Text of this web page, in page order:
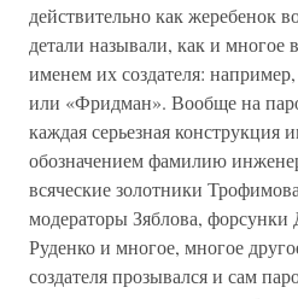
действительно как жеребенок
детали называли, как и многое
именем их создателя:
или «Фридман». Вообще на
каждая серьезная конструкция
обозначением фамилию
всяческие золотники
модераторы Зяблова,
Руденко и многое, многое
создателя прозывался и сам